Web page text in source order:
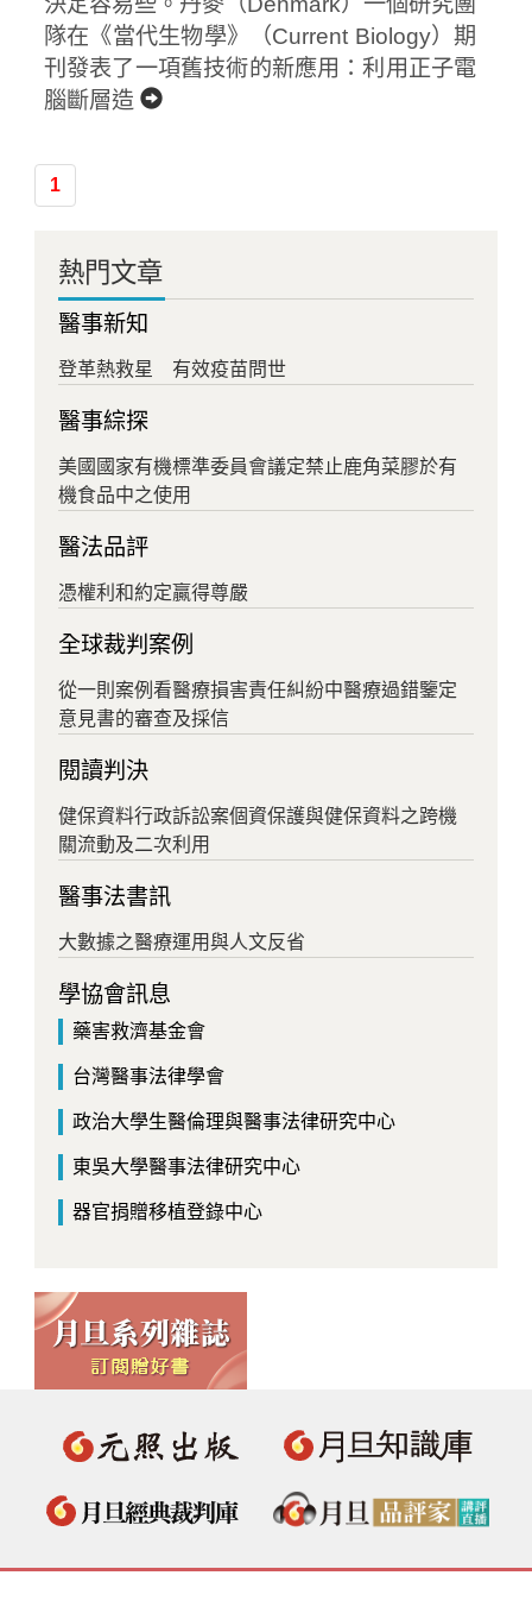
隊在《當代生物學》（Current Biology）期
刊發表了一項舊技術的新應用：利用正子電
腦斷層造
1
熱門文章
醫事新知
登革熱救星 有效疫苗問世
醫事綜探
美國國家有機標準委員會議定禁止鹿角菜膠於有
機食品中之使用
醫法品評
憑權利和約定贏得尊嚴
全球裁判案例
從一則案例看醫療損害責任糾紛中醫療過錯鑒定
意見書的審查及採信
閱讀判決
健保資料行政訴訟案個資保護與健保資料之跨機
關流動及二次利用
醫事法書訊
大數據之醫療運用與人文反省
學協會訊息
藥害救濟基金會
台灣醫事法律學會
政治大學生醫倫理與醫事法律研究中心
東吳大學醫事法律研究中心
器官捐贈移植登錄中心